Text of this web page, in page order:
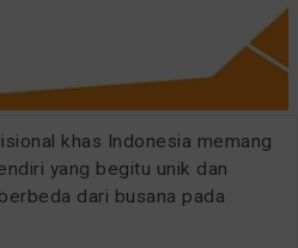
khas Indonesia memang
yang begitu unik dan
dari busana pada